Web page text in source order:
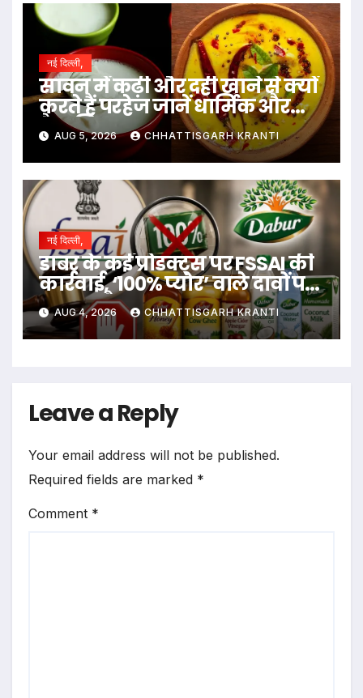
नई दिल्ली,
सावन में कढ़ी और दही खाने से क्यों
करते हैं परहेज जानें धार्मिक और
वैज्ञानिक वजह…
AUG 5, 2026 CHHATTISGARH KRANTI
नई दिल्ली,
डाबर के कई प्रोडक्ट्स पर FSSAI की
कार्रवाई, ‘100% प्योर’ वाले दावों पर
लगाया बैन
AUG 4, 2026 CHHATTISGARH KRANTI
Leave a Reply
Your email address will not be published.
Required fields are marked *
Comment *